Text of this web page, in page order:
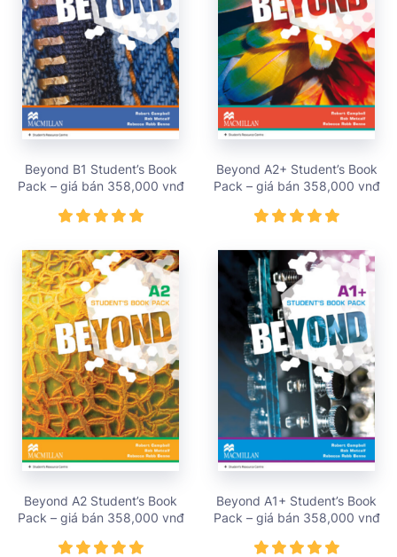
Beyond B1 Student’s Book
Pack – giá bán 358,000 vnđ
Beyond A2+ Student’s Book
Pack – giá bán 358,000 vnđ
Beyond A2 Student’s Book
Pack – giá bán 358,000 vnđ
Beyond A1+ Student’s Book
Pack – giá bán 358,000 vnđ